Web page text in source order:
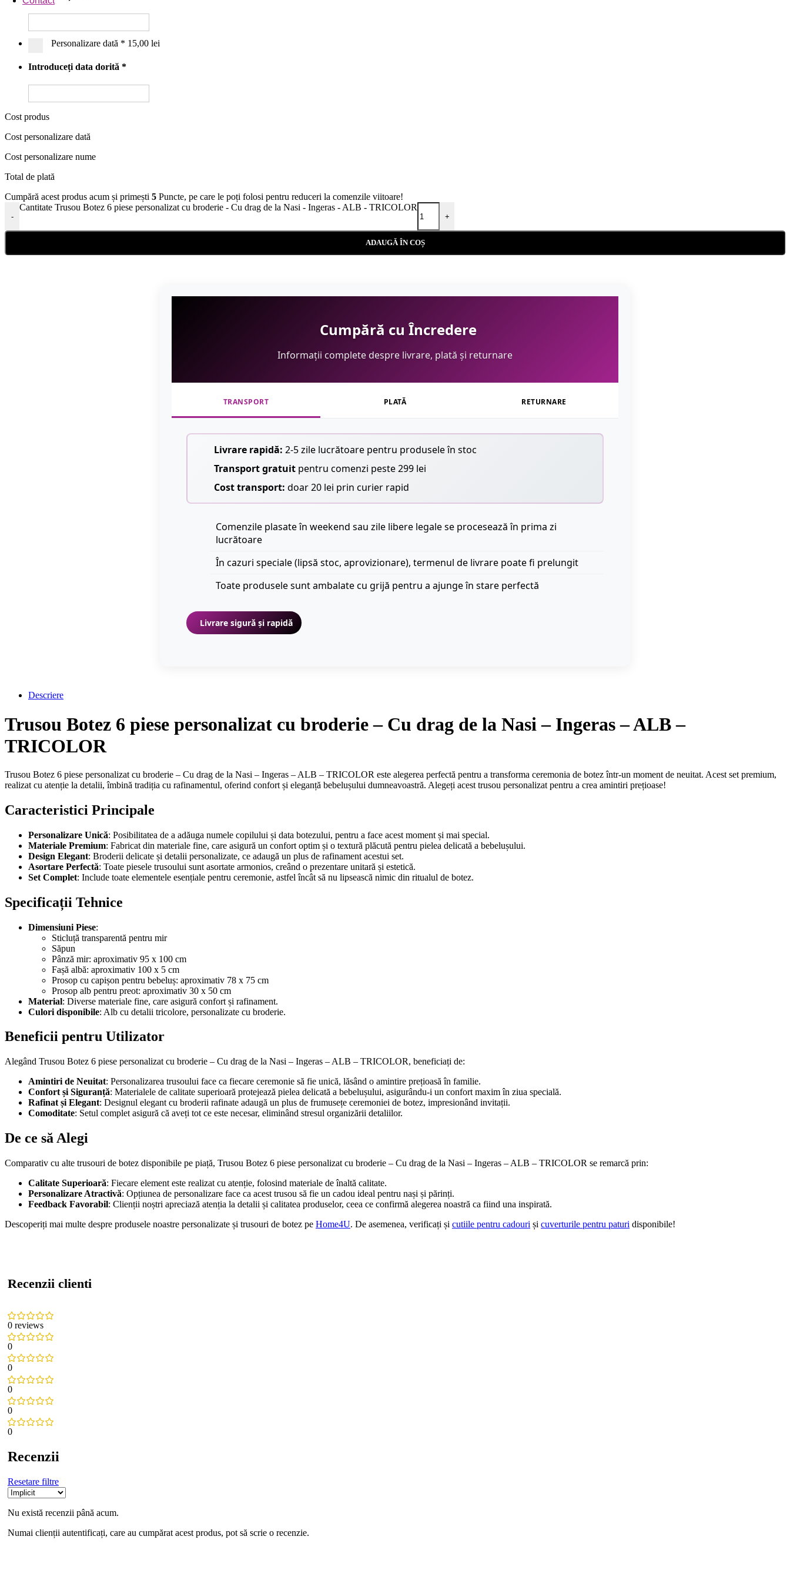
Personalizare dată * 15,00 lei
Introduceți data dorită *
Cost produs
Cost personalizare dată
Cost personalizare nume
Total de plată
Cumpără acest produs acum și primești 5 Puncte, pe care le poți folosi pentru reduceri la comenzile viitoare!
-
Cantitate Trusou Botez 6 piese personalizat cu broderie - Cu drag de la Nasi - Ingeras - ALB - TRICOLOR
+
ADAUGĂ ÎN COȘ
Cumpără cu Încredere
Informații complete despre livrare, plată și returnare
TRANSPORT PLATĂ RETURNARE
Livrare rapidă: 2-5 zile lucrătoare pentru produsele în stoc
Transport gratuit pentru comenzi peste 299 lei
Cost transport: doar 20 lei prin curier rapid
Comenzile plasate în weekend sau zile libere legale se procesează în prima zi
lucrătoare
În cazuri speciale (lipsă stoc, aprovizionare), termenul de livrare poate fi prelungit
Toate produsele sunt ambalate cu grijă pentru a ajunge în stare perfectă
Livrare sigură și rapidă
Descriere
Trusou Botez 6 piese personalizat cu broderie – Cu drag de la Nasi – Ingeras – ALB –
TRICOLOR
Trusou Botez 6 piese personalizat cu broderie – Cu drag de la Nasi – Ingeras – ALB – TRICOLOR este alegerea perfectă pentru a transforma ceremonia de botez într-un moment de neuitat. Acest set premium,
realizat cu atenție la detalii, îmbină tradiția cu rafinamentul, oferind confort și eleganță bebelușului dumneavoastră. Alegeți acest trusou personalizat pentru a crea amintiri prețioase!
Caracteristici Principale
Personalizare Unică: Posibilitatea de a adăuga numele copilului și data botezului, pentru a face acest moment și mai special.
Materiale Premium: Fabricat din materiale fine, care asigură un confort optim și o textură plăcută pentru pielea delicată a bebelușului.
Design Elegant: Broderii delicate și detalii personalizate, ce adaugă un plus de rafinament acestui set.
Asortare Perfectă: Toate piesele trusoului sunt asortate armonios, creând o prezentare unitară și estetică.
Set Complet: Include toate elementele esențiale pentru ceremonie, astfel încât să nu lipsească nimic din ritualul de botez.
Specificații Tehnice
Dimensiuni Piese:
Sticluță transparentă pentru mir
Săpun
Pânză mir: aproximativ 95 x 100 cm
Fașă albă: aproximativ 100 x 5 cm
Prosop cu capișon pentru bebeluș: aproximativ 78 x 75 cm
Prosop alb pentru preot: aproximativ 30 x 50 cm
Material: Diverse materiale fine, care asigură confort și rafinament.
Culori disponibile: Alb cu detalii tricolore, personalizate cu broderie.
Beneficii pentru Utilizator
Alegând Trusou Botez 6 piese personalizat cu broderie – Cu drag de la Nasi – Ingeras – ALB – TRICOLOR, beneficiați de:
Amintiri de Neuitat: Personalizarea trusoului face ca fiecare ceremonie să fie unică, lăsând o amintire prețioasă în familie.
Confort și Siguranță: Materialele de calitate superioară protejează pielea delicată a bebelușului, asigurându-i un confort maxim în ziua specială.
Rafinat și Elegant: Designul elegant cu broderii rafinate adaugă un plus de frumusețe ceremoniei de botez, impresionând invitații.
Comoditate: Setul complet asigură că aveți tot ce este necesar, eliminând stresul organizării detaliilor.
De ce să Alegi
Comparativ cu alte trusouri de botez disponibile pe piață, Trusou Botez 6 piese personalizat cu broderie – Cu drag de la Nasi – Ingeras – ALB – TRICOLOR se remarcă prin:
Calitate Superioară: Fiecare element este realizat cu atenție, folosind materiale de înaltă calitate.
Personalizare Atractivă: Opțiunea de personalizare face ca acest trusou să fie un cadou ideal pentru nași și părinți.
Feedback Favorabil: Clienții noștri apreciază atenția la detalii și calitatea produselor, ceea ce confirmă alegerea noastră ca fiind una inspirată.
Descoperiți mai multe despre produsele noastre personalizate și trusouri de botez pe Home4U. De asemenea, verificați și cutiile pentru cadouri și cuverturile pentru paturi disponibile!
Recenzii clienti
0 reviews
0
0
0
0
0
Recenzii
Resetare filtre
Nu există recenzii până acum.
Numai clienții autentificați, care au cumpărat acest produs, pot să scrie o recenzie.